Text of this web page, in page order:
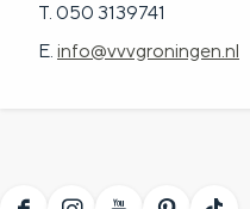
T. 050 3139741
E. info@vvvgroningen.nl